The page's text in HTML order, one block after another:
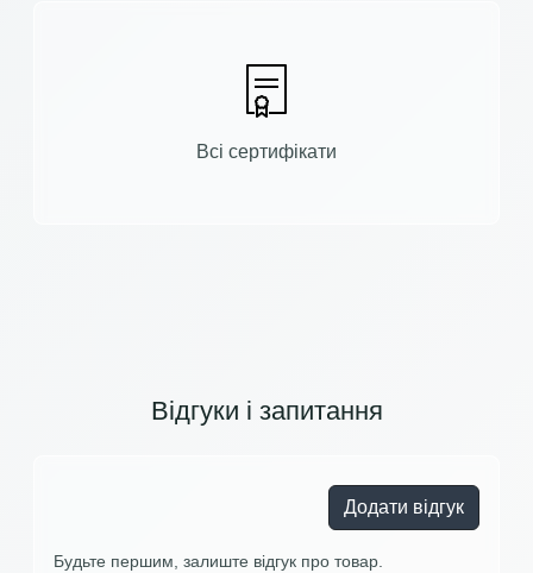
Всі сертифікати
Відгуки і запитання
Додати відгук
Будьте першим, залиште відгук про товар.